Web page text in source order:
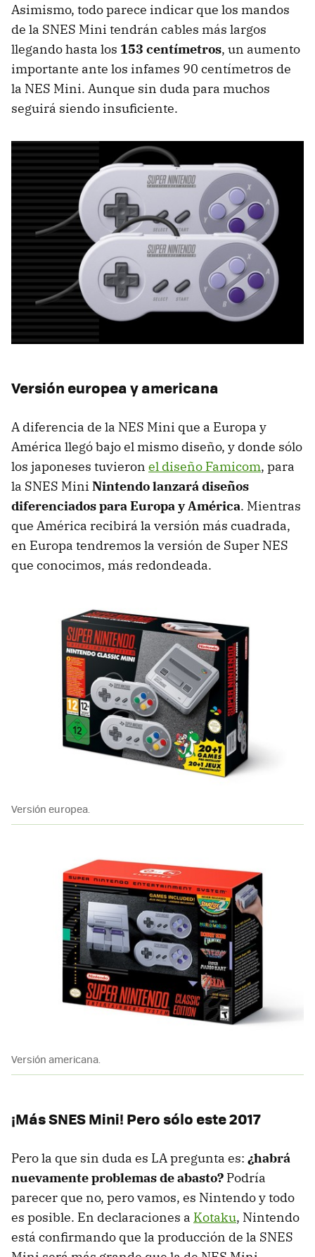
Asimismo, todo parece indicar que los mandos
de la SNES Mini tendrán cables más largos
llegando hasta los 153 centímetros, un aumento
importante ante los infames 90 centímetros de
la NES Mini. Aunque sin duda para muchos
seguirá siendo insuficiente.
Versión europea y americana
A diferencia de la NES Mini que a Europa y
América llegó bajo el mismo diseño, y donde sólo
los japoneses tuvieron el diseño Famicom, para
la SNES Mini Nintendo lanzará diseños
diferenciados para Europa y América. Mientras
que América recibirá la versión más cuadrada,
en Europa tendremos la versión de Super NES
que conocimos, más redondeada.
Versión europea.
Versión americana.
¡Más SNES Mini! Pero sólo este 2017
Pero la que sin duda es LA pregunta es: ¿habrá
nuevamente problemas de abasto? Podría
parecer que no, pero vamos, es Nintendo y todo
es posible. En declaraciones a Kotaku, Nintendo
está confirmando que la producción de la SNES